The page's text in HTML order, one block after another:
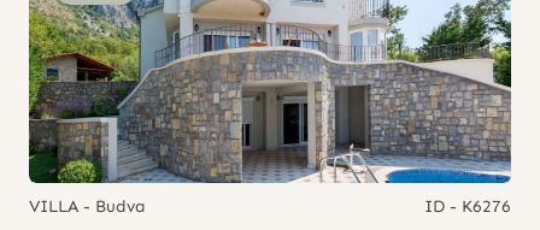
VILLA - Budva ID - K6276